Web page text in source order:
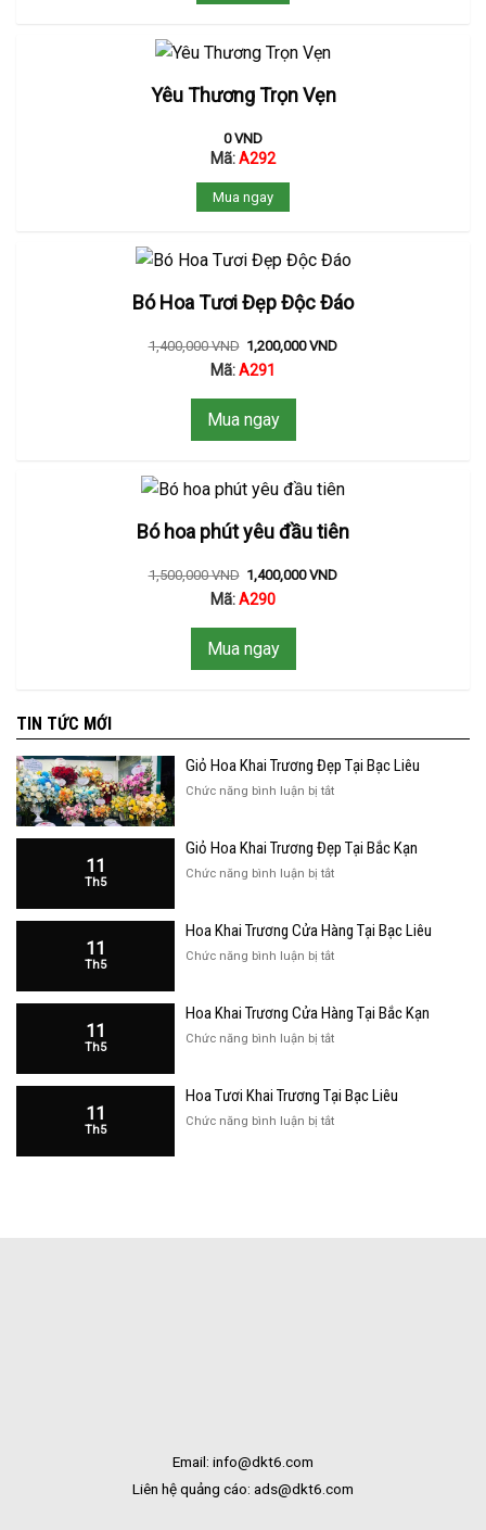
Yêu Thương Trọn Vẹn
0VND
Mã:A292
Mua ngay
Bó Hoa Tươi Đẹp Độc Đáo
1,400,000VND 1,200,000VND
Mã:A291
Mua ngay
Bó hoa phút yêu đầu tiên
1,500,000VND 1,400,000VND
Mã:A290
Mua ngay
TIN TỨC MỚI
Giỏ Hoa Khai Trương Đẹp Tại Bạc Liêu
Chức năng bình luận bị tắtở
Khai
Đẹp
Liêu
11
Th5
Giỏ Hoa Khai Trương Đẹp Tại Bắc Kạn
Chức năng bình luận bị tắtở
Khai
Đẹp
Kạn
11
Th5
Hoa Khai Trương Cửa Hàng Tại Bạc Liêu
Chức năng bình luận bị tắtở
Trương
Hàng
Liêu
11
Th5
Hoa Khai Trương Cửa Hàng Tại Bắc Kạn
Chức năng bình luận bị tắtở
Trương
Hàng
11
Th5
Hoa Tươi Khai Trương Tại Bạc Liêu
Chức năng bình luận bị tắtở
Email: info@dkt6.com
Liên hệ quảng cáo: ads@dkt6.com